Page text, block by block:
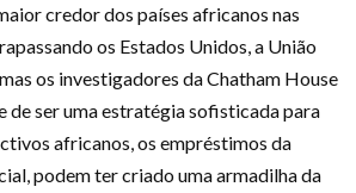
credor dos países africanos nas
os Estados Unidos, a União
os investigadores da Chatham House
de ser uma estratégia sofisticada para
africanos, os empréstimos da
podem ter criado uma armadilha da